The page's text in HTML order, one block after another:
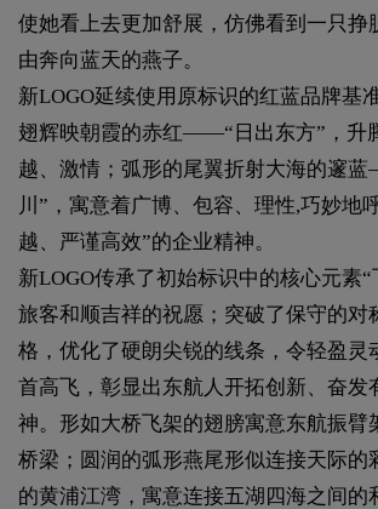
使她看上去更加舒展，仿佛看到一只挣
由奔向蓝天的燕子。
新LOGO延续使用原标识的红蓝品牌基
翅辉映朝霞的赤红——“日出东方”，升
越、激情；弧形的尾翼折射大海的邃
川”，寓意着广博、包容、理性,巧妙地
越、严谨高效”的企业精神。
新LOGO传承了初始标识中的核心元素
旅客和顺吉祥的祝愿；突破了保守的对
格，优化了硬朗尖锐的线条，令轻盈灵
首高飞，彰显出东航人开拓创新、奋发
神。形如大桥飞架的翅膀寓意东航振臂
桥梁；圆润的弧形燕尾形似连接天际的
的黄浦江湾，寓意连接五湖四海之间的